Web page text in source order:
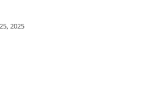
2025